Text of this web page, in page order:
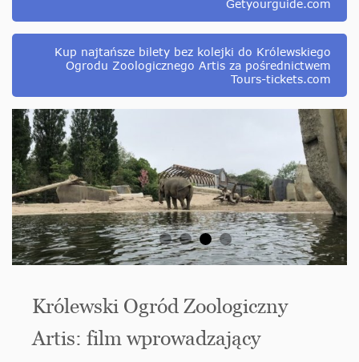
Getyourguide.com
Kup najtańsze bilety bez kolejki do Królewskiego
Ogrodu Zoologicznego Artis za pośrednictwem
Tours-tickets.com
Królewski Ogród Zoologiczny
Artis: film wprowadzający